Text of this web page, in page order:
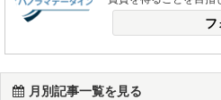
月別記事一覧を見る